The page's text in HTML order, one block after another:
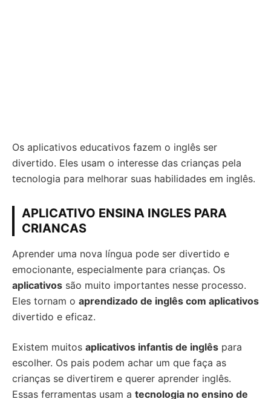
Os aplicativos educativos fazem o inglês ser
divertido. Eles usam o interesse das crianças pela
tecnologia para melhorar suas habilidades em inglês.
APLICATIVO ENSINA INGLES PARA
CRIANCAS
Aprender uma nova língua pode ser divertido e
emocionante, especialmente para crianças. Os
aplicativos são muito importantes nesse processo.
Eles tornam o aprendizado de inglês com aplicativos
divertido e eficaz.
Existem muitos aplicativos infantis de inglês para
escolher. Os pais podem achar um que faça as
crianças se divertirem e querer aprender inglês.
Essas ferramentas usam a tecnologia no ensino de